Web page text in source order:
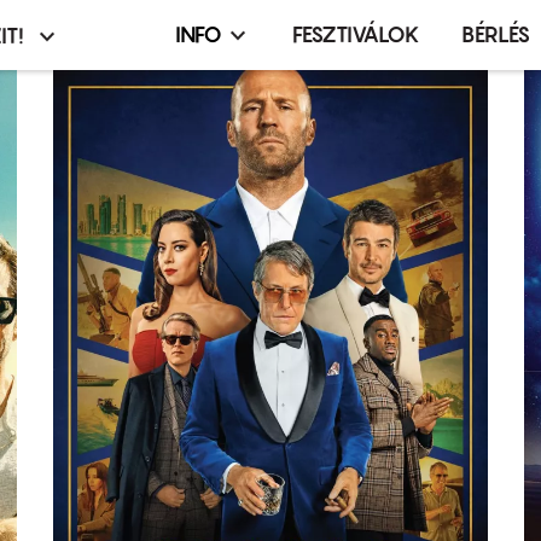
Infó,
esemény,
terembérlés
menü
INFO FESZTIVÁLOK BÉRLÉS